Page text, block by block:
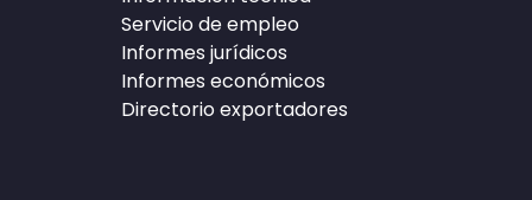
Servicio de empleo
Informes jurídicos
Informes económicos
Directorio exportadores